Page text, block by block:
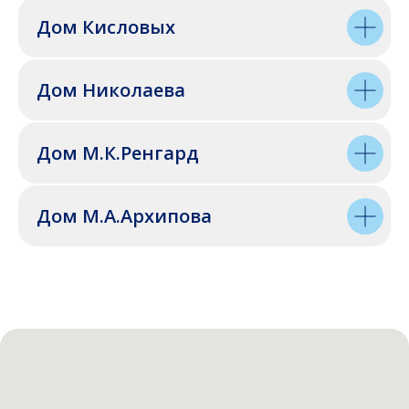
Дом Кисловых
Дом Николаева
Дом М.К.Ренгард
Дом М.А.Архипова